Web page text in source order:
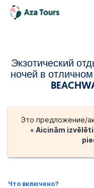
Путешествие
по Европе
(на
самолете)
Экзотический
ночей в отличном
Это предложение/
« Aicinām
Что включено?